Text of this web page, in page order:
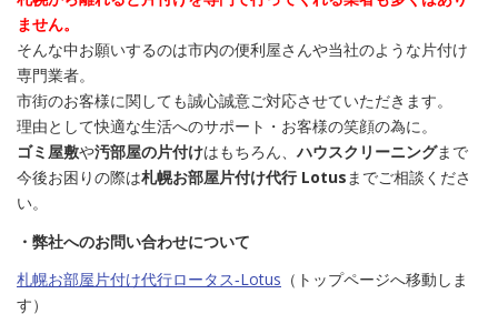
ません。
そんな中お願いするのは市内の便利屋さんや当社のような片付け
専門業者。
市街のお客様に関しても誠心誠意ご対応させていただきます。
理由として快適な生活へのサポート・お客様の笑顔の為に。
ゴミ屋敷や汚部屋の片付けはもちろん、ハウスクリーニングまで
今後お困りの際は札幌お部屋片付け代行 Lotusまでご相談くださ
い。
・弊社へのお問い合わせについて
札幌お部屋片付け代行ロータス‐Lotus （トップページへ移動しま
す）